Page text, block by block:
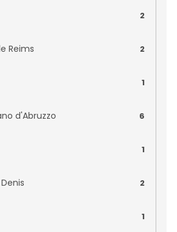
0
0
0
0
0
0
Bouquey 0
2
Reims 2
1
d'Abruzzo 6
1
2
1